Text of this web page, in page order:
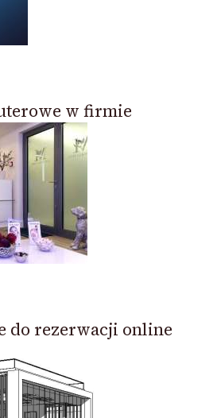
w firmie
do rezerwacji online